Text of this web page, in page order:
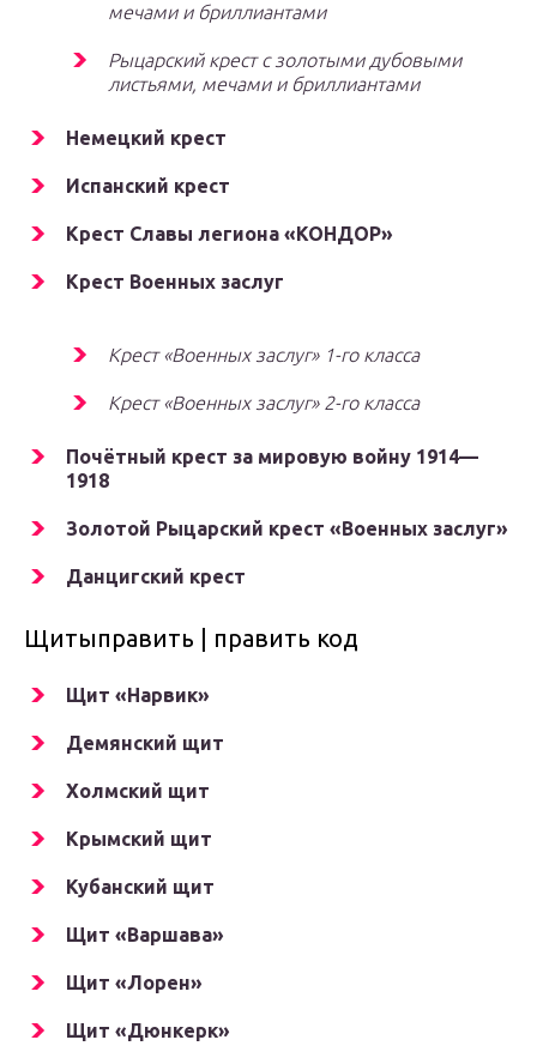
мечами и бриллиантами
Рыцарский крест с золотыми дубовыми
листьями, мечами и бриллиантами
Немецкий крест
Испанский крест
Крест Славы легиона «КОНДОР»
Крест Военных заслуг
Крест «Военных заслуг» 1-го класса
Крест «Военных заслуг» 2-го класса
Почётный крест за мировую войну 1914—
1918
Золотой Рыцарский крест «Военных заслуг»
Данцигский крест
Щитыправить | править код
Щит «Нарвик»
Демянский щит
Холмский щит
Крымский щит
Кубанский щит
Щит «Варшава»
Щит «Лорен»
Щит «Дюнкерк»